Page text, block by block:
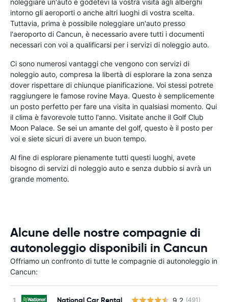
noleggiare un'auto e godetevi la vostra visita agli alberghi
intorno gli aeroporti o anche altri luoghi di vostra scelta.
Tuttavia, prima è possibile noleggiare un'auto presso
l'aeroporto di Cancun, è necessario avere tutti i documenti
necessari con voi a qualificarsi per i servizi di noleggio auto.
Ci sono numerosi vantaggi che vengono con servizi di
noleggio auto, compresa la libertà di esplorare la zona senza
dover rispettare di chiunque pianificazione. Voi stessi potrete
raggiungere le famose rovine Maya. Questo è semplicemente
un posto perfetto per fare una visita in qualsiasi momento. Qui
il clima è favorevole tutto l'anno. Visitate anche il Golf Club
Moon Palace. Se sei un amante del golf, questo è il posto per
voi e siete sicuri di avere un buon tempo.
Al fine di esplorare pienamente tutti questi luoghi, avete
bisogno di servizi di noleggio auto e senza dubbio si avrà un
grande momento.
Alcune delle nostre compagnie di
autonoleggio disponibili in Cancun
Offriamo un confronto di tutte le compagnie di autonoleggio in
Cancun:
National Car Rental 9.2 (491)